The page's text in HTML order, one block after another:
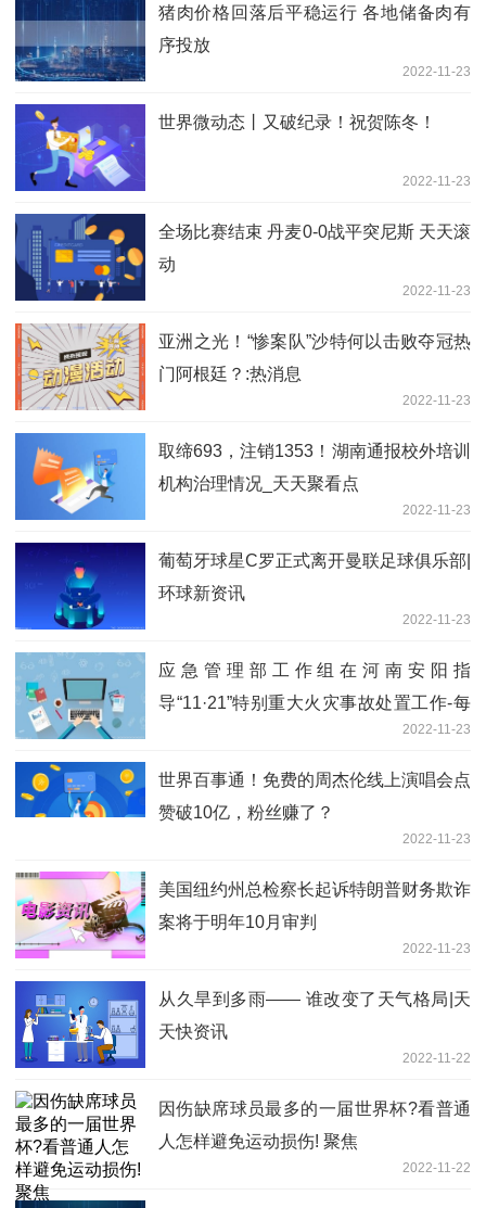
猪肉价格回落后平稳运行 各地储备肉有
序投放
2022-11-23
世界微动态丨又破纪录！祝贺陈冬！
2022-11-23
全场比赛结束 丹麦0-0战平突尼斯 天天滚
动
2022-11-23
亚洲之光！“惨案队”沙特何以击败夺冠热
门阿根廷？:热消息
2022-11-23
取缔693，注销1353！湖南通报校外培训
机构治理情况_天天聚看点
2022-11-23
葡萄牙球星C罗正式离开曼联足球俱乐部|
环球新资讯
2022-11-23
应急管理部工作组在河南安阳指
导“11·21”特别重大火灾事故处置工作-每
2022-11-23
世界百事通！免费的周杰伦线上演唱会点
赞破10亿，粉丝赚了？
2022-11-23
美国纽约州总检察长起诉特朗普财务欺诈
案将于明年10月审判
2022-11-23
从久旱到多雨—— 谁改变了天气格局|天
天快资讯
2022-11-22
因伤缺席球员最多的一届世界杯?看普通
人怎样避免运动损伤! 聚焦
2022-11-22